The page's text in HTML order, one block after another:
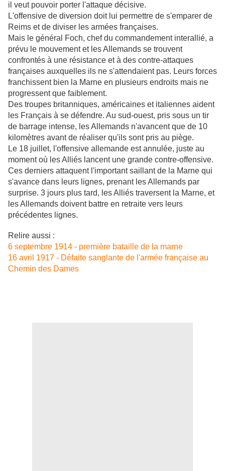
il veut pouvoir porter l'attaque décisive.
L'offensive de diversion doit lui permettre de s'emparer de
Reims et de diviser les armées françaises.
Mais le général Foch, chef du commandement interallié, a
prévu le mouvement et les Allemands se trouvent
confrontés à une résistance et à des contre-attaques
françaises auxquelles ils ne s'attendaient pas. Leurs forces
franchissent bien la Marne en plusieurs endroits mais ne
progressent que faiblement.
Des troupes britanniques, américaines et italiennes aident
les Français à se défendre. Au sud-ouest, pris sous un tir
de barrage intense, les Allemands n'avancent que de 10
kilomètres avant de réaliser qu'ils sont pris au piège.
Le 18 juillet, l'offensive allemande est annulée, juste au
moment où les Alliés lancent une grande contre-offensive.
Ces derniers attaquent l'important saillant de la Marne qui
s'avance dans leurs lignes, prenant les Allemands par
surprise. 3 jours plus tard, les Alliés traversent la Marne, et
les Allemands doivent battre en retraite vers leurs
précédentes lignes.
Relire aussi :
6 septembre 1914 - première bataille de la marne
16 avril 1917 - Défaite sanglante de l'armée française au
Chemin des Dames